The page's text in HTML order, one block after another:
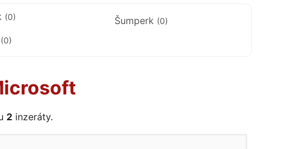
(0)
(0)
Šumperk (0)
2 inzeráty.